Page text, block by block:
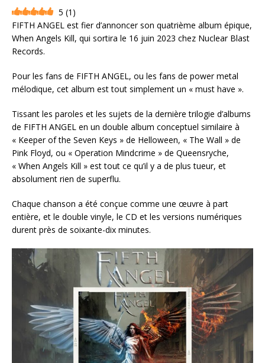
5 (1 )
FIFTH ANGEL est fier d’annoncer son quatrième album épique,
When Angels Kill, qui sortira le 16 juin 2023 chez Nuclear Blast
Records.
Pour les fans de FIFTH ANGEL, ou les fans de power metal
mélodique, cet album est tout simplement un « must have ».
Tissant les paroles et les sujets de la dernière trilogie d’albums
de FIFTH ANGEL en un double album conceptuel similaire à
« Keeper of the Seven Keys » de Helloween, « The Wall » de
Pink Floyd, ou « Operation Mindcrime » de Queensryche,
« When Angels Kill » est tout ce qu’il y a de plus tueur, et
absolument rien de superflu.
Chaque chanson a été conçue comme une œuvre à part
entière, et le double vinyle, le CD et les versions numériques
durent près de soixante-dix minutes.